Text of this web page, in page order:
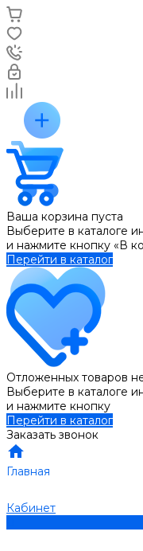
Ваша корзина пуста
Выберите в каталоге
и нажмите кнопку «В
Перейти в каталог
Отложенных товаров
Выберите в каталоге
и нажмите кнопку
Перейти в каталог
Заказать звонок
Главная
Кабинет